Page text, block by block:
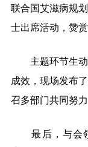
联合国艾滋病规
士出席活动，赞
主题环节生
成效，现场发布
召多部门共同努
最后，与会